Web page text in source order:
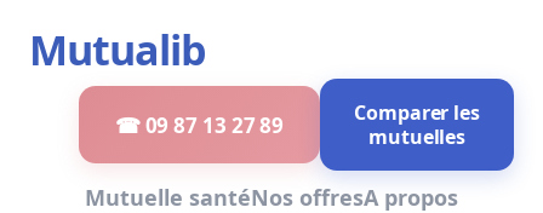
contenu
Mutualib
Mutuelle santéNos offresA propos
☎ 09 87 13 27 89
Comparer les
mutuelles